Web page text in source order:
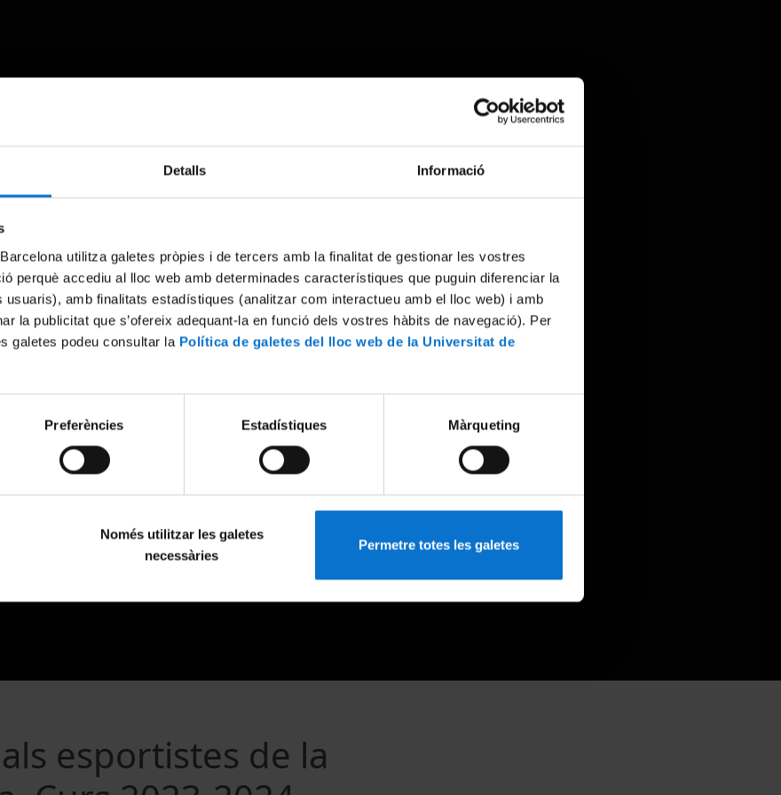
Detalls Informació
utilitza galetes pròpies i de tercers amb la finalitat de gestionar les vostres
perquè accediu al lloc web amb determinades característiques que puguin diferenciar la
usuaris), amb finalitats estadístiques (analitzar com interactueu amb el lloc web) i amb
la publicitat que s’ofereix adequant-la en funció dels vostres hàbits de navegació). Per
galetes podeu consultar la Política de galetes del lloc web de la Universitat de
Preferències Estadístiques Màrqueting
Només utilitzar les galetes
necessàries
Permetre totes les galetes
Something went wrong
Try again
esportistes de la